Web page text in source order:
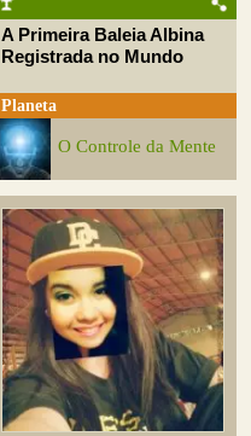
A Primeira Baleia Albina
Registrada no Mundo
Planeta
O Controle da Mente